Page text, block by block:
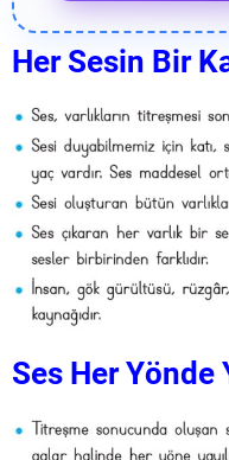
Her Sesin Bir
Ses Her Yönde